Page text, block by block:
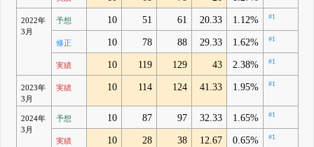
2022年
3月
予想 10 51 61 20.33 1.12% #1
修正 10 78 88 29.33 1.62% #1
実績 10 119 129 43 2.38% #1
2023年
3月
実績 10 114 124 41.33 1.95% #1
2024年
3月
予想 10 87 97 32.33 1.65% #1
実績 10 28 38 12.67 0.65% #1